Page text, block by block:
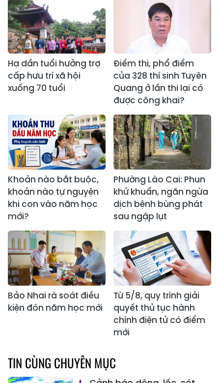
Hạ dần tuổi hưởng trợ
cấp hưu trí xã hội
xuống 70 tuổi
Điểm thi, phổ điểm
của 328 thí sinh Tuyên
Quang ở lần thi lại có
được công khai?
Khoản nào bắt buộc,
khoản nào tự nguyện
khi con vào năm học
mới?
Phường Lào Cai: Phun
khử khuẩn, ngăn ngừa
dịch bệnh bùng phát
sau ngập lụt
Bảo Nhai rà soát điều
kiện đón năm học mới
Từ 5/8, quy trình giải
quyết thủ tục hành
chính điện tử có điểm
mới
TIN CÙNG CHUYÊN MỤC